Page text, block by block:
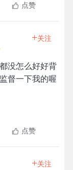
点赞
+关注
没怎么好好背
督一下我的喔
点赞
+关注